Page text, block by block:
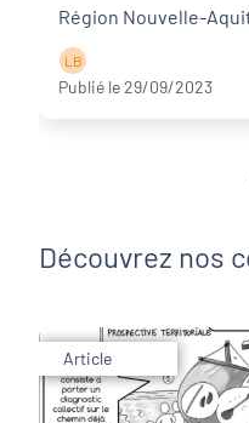
L B
Publié le 29/09/2023
Découvrez nos
Article